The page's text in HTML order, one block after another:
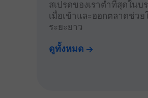
สเปรดของเราต่ำที่สุดในบ
เมื่อเข้าและออกตลาดช่ว
ระยะยาว
ดูทั้งหมด